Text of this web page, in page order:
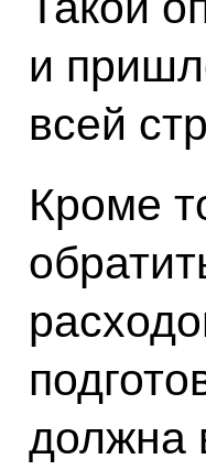
и
всей
Кроме
должна